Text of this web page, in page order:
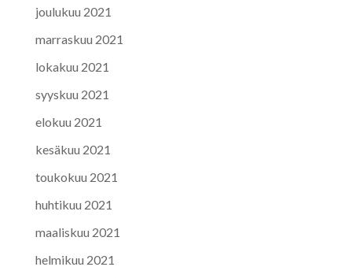
joulukuu 2021
marraskuu 2021
lokakuu 2021
syyskuu 2021
elokuu 2021
kesäkuu 2021
toukokuu 2021
huhtikuu 2021
maaliskuu 2021
helmikuu 2021